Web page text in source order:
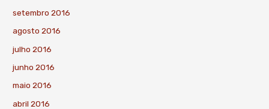
setembro 2016
agosto 2016
julho 2016
junho 2016
maio 2016
abril 2016